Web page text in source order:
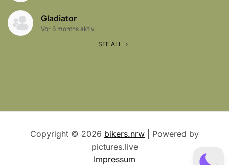
Gladiator
Vor 6 months aktiv.
SEE ALL
Copyright © 2026 bikers.nrw | Powered by
pictures.live
Impressum